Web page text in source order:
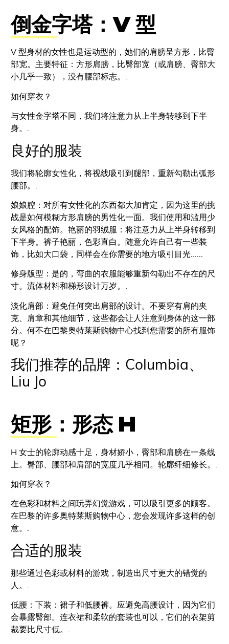
倒金字塔：V 型
V 型身材的女性也是运动型的，她们的肩膀呈方形，比臀
部宽。主要特征：方形肩膀，比臀部宽（或肩膀、臀部大
小几乎一致），没有腰部标志。.
如何穿衣？
与女性金字塔不同，我们将注意力从上半身转移到下半
身。.
良好的服装
我们将轮廓女性化，将视线吸引到腿部，重新勾勒出弧形
腰部。.
娘娘腔：对所有女性化的东西都大加肯定，因为这里的挑
战是如何模糊方形肩膀的男性化一面。我们使用和滥用少
女风格的配饰。艳丽的羽绒服：将注意力从上半身转移到
下半身。裤子艳丽，色彩直白。随意允许自己有一些装
饰，比如大口袋，同样会在你需要的地方吸引目光......
修身版型：是的，弯曲的衣服能够重新勾勒出不存在的尺
寸。流体材料和梯形设计万岁。.
淡化肩部：避免任何突出肩部的设计。不要穿有肩的夹
克、肩章和其他细节，这些都会让人注意到身体的这一部
分。何不在巴黎奥特莱斯购物中心找到您需要的所有服饰
呢？
我们推荐的品牌：Columbia、
Liu Jo
矩形：形态 H
H 女士的轮廓动感十足，身材娇小，臀部和肩膀在一条线
上。臀部、腰部和肩部的宽度几乎相同。轮廓纤细修长。.
如何穿衣？
在色彩和材料之间玩弄幻觉游戏，可以吸引更多的顾客。
在巴黎的许多奥特莱斯购物中心，您会发现许多这样的创
意。.
合适的服装
那些通过色彩或材料的游戏，制造出尺寸更大的错觉的
人。.
低腰：下装：裙子和低腰裤。应避免高腰设计，因为它们
会暴露臀部。连衣裙和柔软的套装也可以，它们的衣架剪
裁要比尺寸低。.